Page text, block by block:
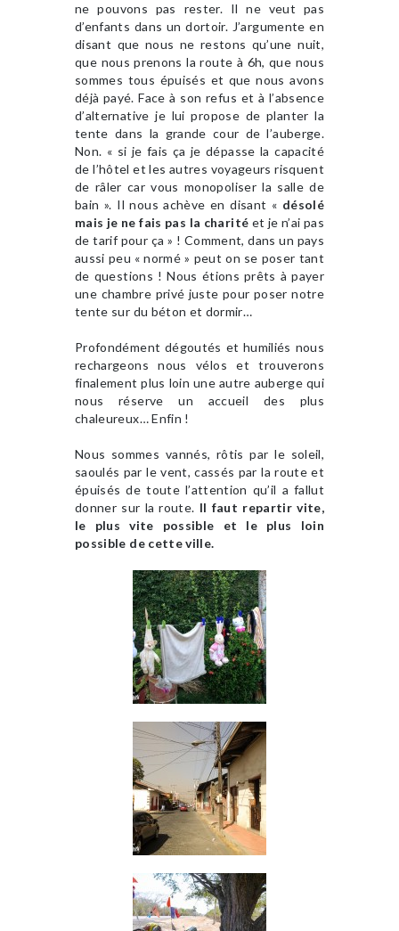
ne pouvons pas rester. Il ne veut pas
d’enfants dans un dortoir. J’argumente en
disant que nous ne restons qu’une nuit,
que nous prenons la route à 6h, que nous
sommes tous épuisés et que nous avons
déjà payé. Face à son refus et à l’absence
d’alternative je lui propose de planter la
tente dans la grande cour de l’auberge.
Non. « si je fais ça je dépasse la capacité
de l’hôtel et les autres voyageurs risquent
de râler car vous monopoliser la salle de
bain ». Il nous achève en disant « désolé
mais je ne fais pas la charité et je n’ai pas
de tarif pour ça » ! Comment, dans un pays
aussi peu « normé » peut on se poser tant
de questions ! Nous étions prêts à payer
une chambre privé juste pour poser notre
tente sur du béton et dormir…
Profondément dégoutés et humiliés nous
rechargeons nous vélos et trouverons
finalement plus loin une autre auberge qui
nous réserve un accueil des plus
chaleureux… Enfin !
Nous sommes vannés, rôtis par le soleil,
saoulés par le vent, cassés par la route et
épuisés de toute l’attention qu’il a fallut
donner sur la route. Il faut repartir vite,
le plus vite possible et le plus loin
possible de cette ville.